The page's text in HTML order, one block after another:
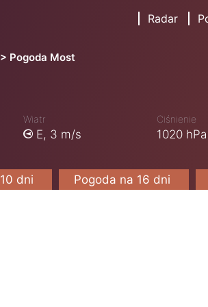
Radar
Pogoda Most
Wiatr
E, 3 m/s
Ciśnienie
1020 hPa
10 dni Pogoda na 16 dni